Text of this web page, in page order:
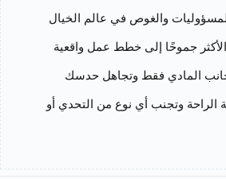
والغوص في عالم الخيال
جموحًا إلى خطط عمل واقعية
المادي فقط وتجاهل حدسك
الراحة وتجنب أي نوع من التحدي أو